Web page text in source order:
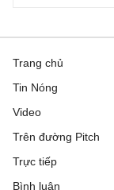
Trang chủ
Tin Nóng
Video
Trên đường Pitch
Trực tiếp
Bình luận